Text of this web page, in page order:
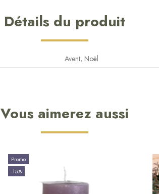
Détails du produit
Avent, Noël
Vous aimerez aussi
Promo
-15%